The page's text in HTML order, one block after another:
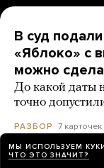
В суд
«Яблоко» с
можно
До какой даты
точно
РАЗБОР 7 карточек
МЫ ИСПОЛЬЗУЕМ
ЧТО ЭТО ЗНАЧИТ?